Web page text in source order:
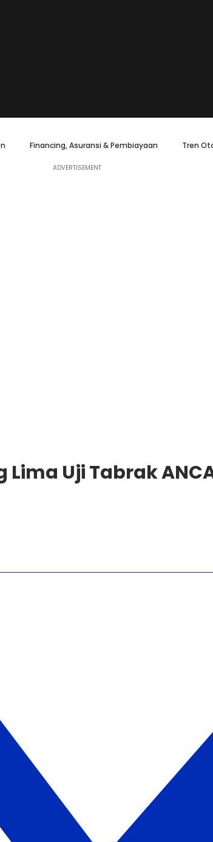
Financing, Asuransi & Pembiayaan Tren
Lima Uji Tabrak